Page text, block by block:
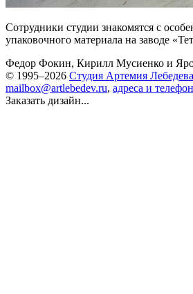
Сотрудники студии знакомятся с
упаковочного материала на заводе
Федор Фокин, Кирилл Мусиенко и
© 1995–2026 Студия Артемия Лебедева
mailbox@artlebedev.ru, адреса и
Заказать дизайн...